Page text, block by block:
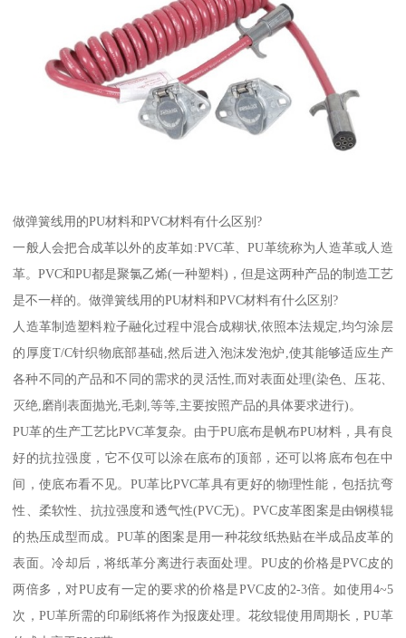
做弹簧线用的PU材料和PVC材料有什么区别?
一般人会把合成革以外的皮革如:PVC革、PU革统称为人造革或人造
革。PVC和PU都是聚氯乙烯(一种塑料)，但是这两种产品的制造工艺
是不一样的。做弹簧线用的PU材料和PVC材料有什么区别?
人造革制造塑料粒子融化过程中混合成糊状,依照本法规定,均匀涂层
的厚度T/C针织物底部基础,然后进入泡沫发泡炉,使其能够适应生产
各种不同的产品和不同的需求的灵活性,而对表面处理(染色、压花、
灭绝,磨削表面抛光,毛刺,等等,主要按照产品的具体要求进行)。
PU革的生产工艺比PVC革复杂。由于PU底布是帆布PU材料，具有良
好的抗拉强度，它不仅可以涂在底布的顶部，还可以将底布包在中
间，使底布看不见。PU革比PVC革具有更好的物理性能，包括抗弯
性、柔软性、抗拉强度和透气性(PVC无)。PVC皮革图案是由钢模辊
的热压成型而成。PU革的图案是用一种花纹纸热贴在半成品皮革的
表面。冷却后，将纸革分离进行表面处理。PU皮的价格是PVC皮的
两倍多，对PU皮有一定的要求的价格是PVC皮的2-3倍。如使用4~5
次，PU革所需的印刷纸将作为报废处理。花纹辊使用周期长，PU革